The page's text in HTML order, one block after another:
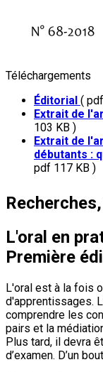
Téléchargements
Éditorial (
Extrait de
103 KB )
Extrait de
débutants :
pdf 117 KB )
L'oral en
Première
L'oral est à la fois
d'apprentissages.
comprendre les
pairs et la
Plus tard, il devra
d’examen. D’un